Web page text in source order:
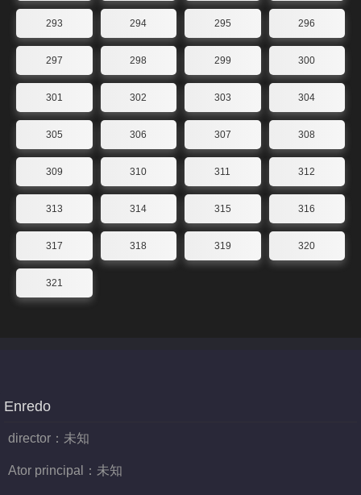
293 294 295 296
297 298 299 300
301 302 303 304
305 306 307 308
309 310 311 312
313 314 315 316
317 318 319 320
321
Enredo
director： 未知
Ator principal： 未知